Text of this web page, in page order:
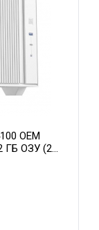
OEM
ГБ ОЗУ (2
GDDR6